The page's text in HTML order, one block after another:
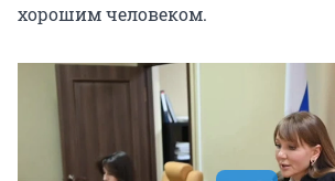
хорошим человеком.